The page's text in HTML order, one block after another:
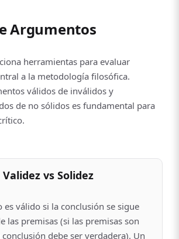
Argumentos
herramientas para evaluar
a la metodología filosófica.
válidos de inválidos y
de no sólidos es fundamental para
Validez vs Solidez
es válido si la conclusión se sigue
las premisas (si las premisas son
debe ser verdadera). Un